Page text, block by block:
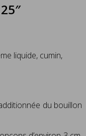
liquide, cumin,
du bouillon